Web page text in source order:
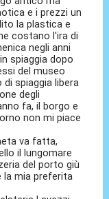
e i prezzi un
la plastica e
costano l'ira di
negli anni
spiaggia dopo
del museo
spiaggia libera
degli
fa, il borgo e
non mi piace
va fatta,
il lungomare
del porto giù
la mia preferita